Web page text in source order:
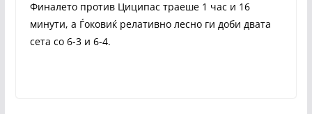
Финалето против Циципас траеше 1 час и 16
минути, а Ѓоковиќ релативно лесно ги доби двата
сета со 6-3 и 6-4.